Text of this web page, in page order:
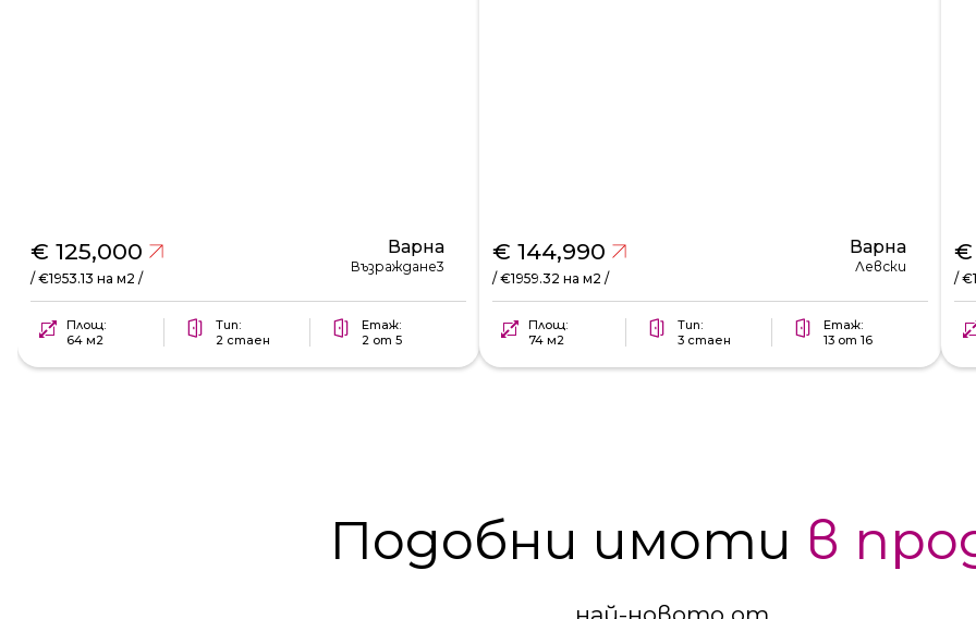
€ 125,000
/ €1953.13 на м2 /
Варна
Възраждане3
Площ:
64 м2
Тип:
2 стаен
Етаж:
2 от 5
€ 144,990
/ €1959.32 на м2 /
Варна
Левски
Площ:
74 м2
Тип:
3 стаен
Етаж:
13 от 16
€
/
Подобни имоти в
най-новото от